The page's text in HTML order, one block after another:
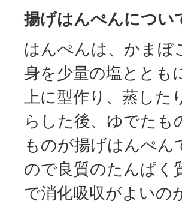
揚げはんぺんについ
はんぺんは、かまぼ
身を少量の塩ととも
上に型作り、蒸した
らした後、ゆでた
ものが揚げはんぺ
ので良質のたんぱく
で消化吸収がよいの